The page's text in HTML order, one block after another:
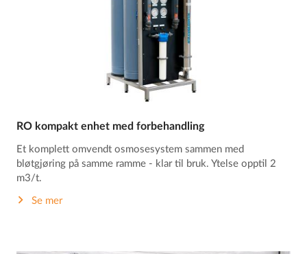
RO kompakt enhet med forbehandling
Et komplett omvendt osmosesystem sammen med
bløtgjøring på samme ramme - klar til bruk. Ytelse opptil 2
m3/t.
Se mer